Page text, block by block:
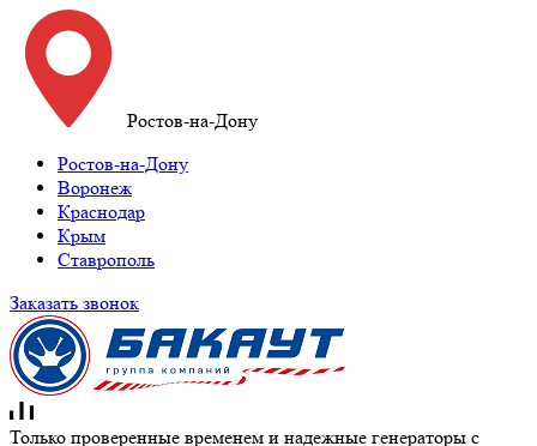
Ростов-на-Дону
Ростов-на-Дону
Воронеж
Краснодар
Крым
Ставрополь
Заказать звонок
Только проверенные временем и надежные генераторы с